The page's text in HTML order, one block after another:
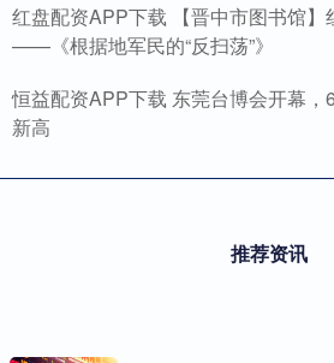
红盘配资APP下载 【晋中市图书馆
——《根据地军民的“反扫荡”》
恒益配资APP下载 东莞台博会开幕，
新高
推荐资讯